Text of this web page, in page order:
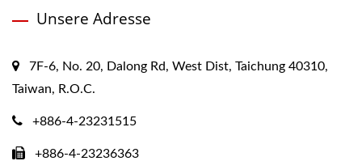
Unsere Adresse
7F-6, No. 20, Dalong Rd, West Dist, Taichung 40310,
Taiwan, R.O.C.
+886-4-23231515
+886-4-23236363